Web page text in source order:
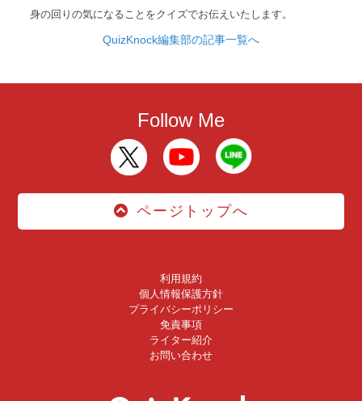
身の回りの気になることをクイズでお伝えいたします。
QuizKnock編集部の記事一覧へ
Follow Me
ページトップへ
利用規約
個人情報保護方針
プライバシーポリシー
免責事項
ライター紹介
お問い合わせ